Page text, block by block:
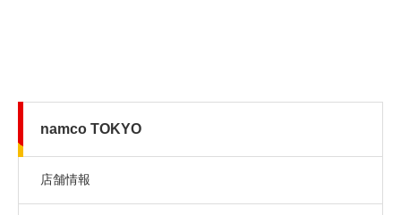
namco TOKYO
店舗情報